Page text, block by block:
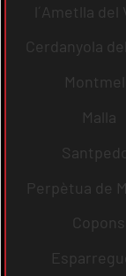
l´Ametlla del
Cerdanyola
Malla
Perpètua de
Copons